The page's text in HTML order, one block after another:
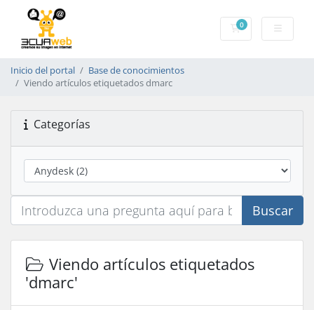
0Carrito
Inicio del portal
Base de conocimientos
Viendo artículos etiquetados dmarc
Categorías
Buscar
Viendo artículos etiquetados
'dmarc'